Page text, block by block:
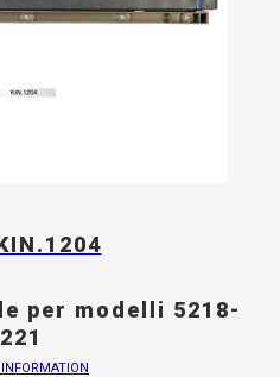
per modelli 5218-